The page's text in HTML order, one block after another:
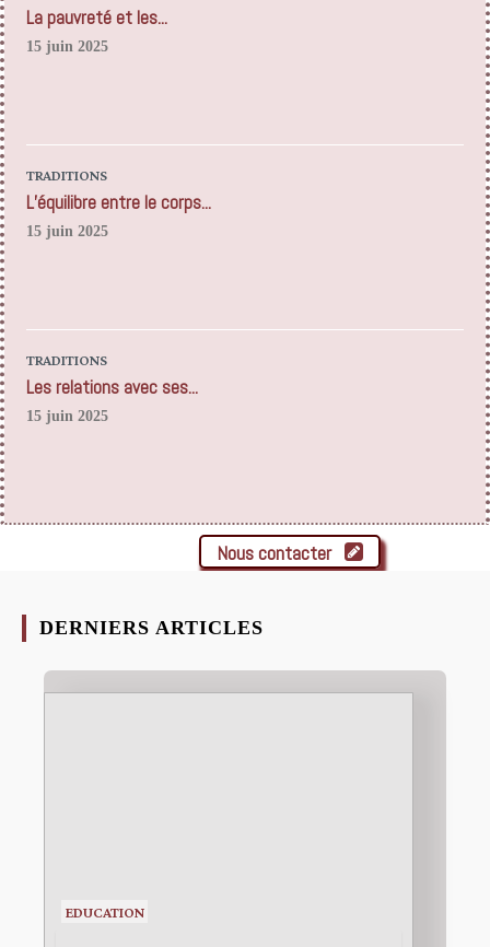
La pauvreté et les...
15 juin 2025
TRADITIONS
L’équilibre entre le corps...
15 juin 2025
TRADITIONS
Les relations avec ses...
15 juin 2025
Nous contacter
DERNIERS ARTICLES
EDUCATION